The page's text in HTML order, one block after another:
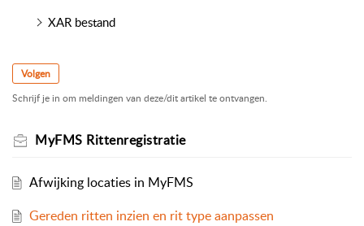
XAR bestand
Volgen
Schrijf je in om meldingen van deze/dit artikel te ontvangen.
MyFMS Rittenregistratie
Afwijking locaties in MyFMS
Gereden ritten inzien en rit type aanpassen